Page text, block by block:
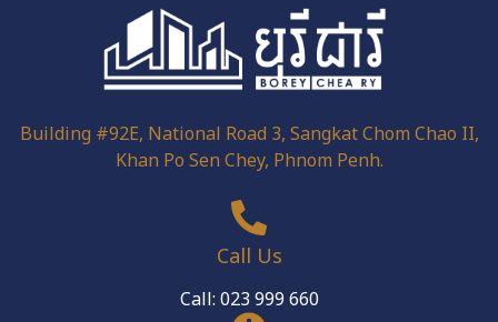
Building #92E, National Road 3, Sangkat Chom Chao II,
Khan Po Sen Chey, Phnom Penh.
Call Us
Call: 023 999 660